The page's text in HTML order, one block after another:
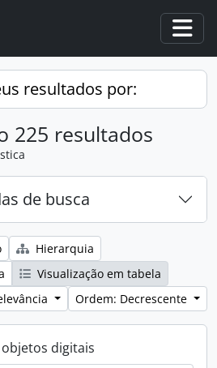
resultados por:
225 resultados
de busca
Hierarquia
Visualização em tabela
Ordem: Decrescente
digitais